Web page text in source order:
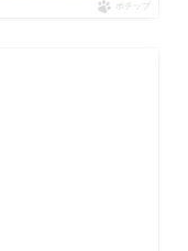
ポチップ